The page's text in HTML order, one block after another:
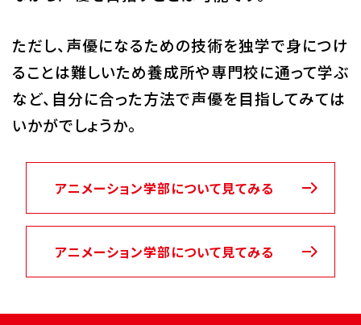
ただし、声優になるための技術を独学で身につけ
ることは難しいため養成所や専門校に通って学ぶ
など、自分に合った方法で声優を目指してみては
いかがでしょうか。
アニメーション学部について見てみる
アニメーション学部について見てみる